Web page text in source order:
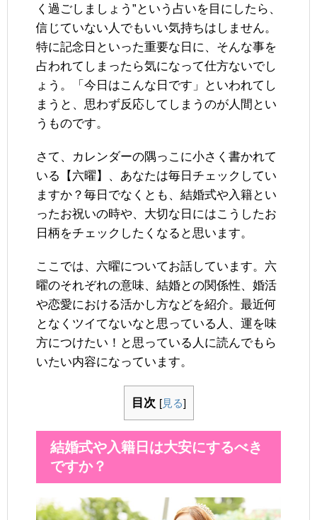
く過ごしましょう”という占いを目にしたら、
信じていない人でもいい気持ちはしません。
特に記念日といった重要な日に、そんな事を
占われてしまったら気になって仕方ないでし
ょう。「今日はこんな日です」といわれてし
まうと、思わず反応してしまうのが人間とい
うものです。
さて、カレンダーの隅っこに小さく書かれて
いる【六曜】、あなたは毎日チェックしてい
ますか？毎日でなくとも、結婚式や入籍とい
ったお祝いの時や、大切な日にはこうしたお
日柄をチェックしたくなると思います。
ここでは、六曜についてお話しています。六
曜のそれぞれの意味、結婚との関係性、婚活
や恋愛における活かし方などを紹介。最近何
となくツイてないなと思っている人、運を味
方につけたい！と思っている人に読んでもら
いたい内容になっています。
目次 [見る]
結婚式や入籍日は大安にするべき
ですか？